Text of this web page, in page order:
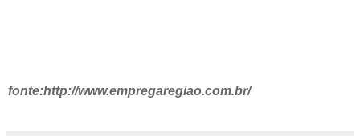
fonte:http://www.empregaregiao.com.br/